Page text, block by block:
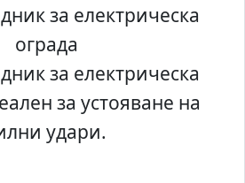
за електрическа
ограда
за електрическа
за устояване на
удари.